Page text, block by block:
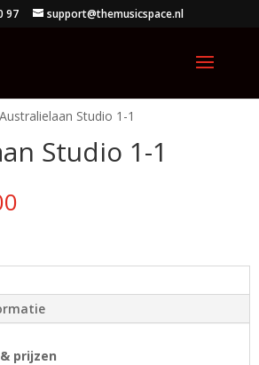
97 support@themusicspace.nl
Studio 1-1
Studio 1-1
prijzen